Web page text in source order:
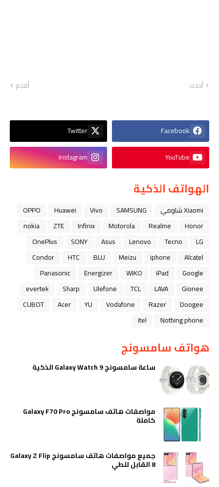
أحدث أقدم
Facebook
Twitter
YouTube
Instagram
الهواتف الذكية
Xiaomi شاومي SAMSUNG
Vivo
Huawei
OPPO
Honor
Realme
Motorola
Infinix
ZTE
nokia
LG
Tecno
Lenovo
Asus
SONY
OnePlus
Alcatel
iphone
Meizu
BLU
HTC
Condor
Google
iPad
WIKO
Energizer
Panasonic
Gionee
LAVA
TCL
Ulefone
Sharp
evertek
Doogee
Razer
Vodafone
YU
Acer
CUBOT
Nothing phone
itel
هواتف سامسونج
ساعة سامسونج Galaxy Watch 9 الذكية
مواصفات هاتف سامسونج Galaxy F70 Pro
كاملة
جميع مواصفات هاتف سامسونج Galaxy Z Flip
8 القابل للطي